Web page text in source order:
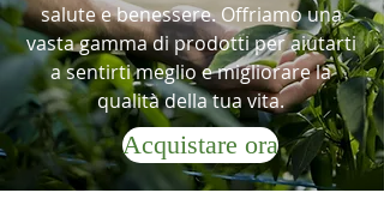
salute e benessere. Offriamo una
vasta gamma di prodotti per aiutarti
a sentirti meglio e migliorare la
qualità della tua vita.
Acquistare ora